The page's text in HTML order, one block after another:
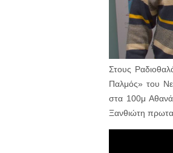
Στους
Παλμός» του
στα 100μ
Ξανθιώτη